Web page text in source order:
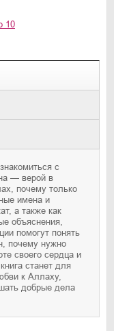
10
с
— верой в
почему только
имена и
а также как
объяснения,
помогут понять
почему нужно
своего сердца и
станет для
к Аллаху,
добрые дела